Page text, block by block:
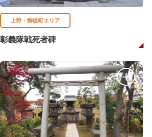
上野・御徒町エリア
彰義隊戦死者碑